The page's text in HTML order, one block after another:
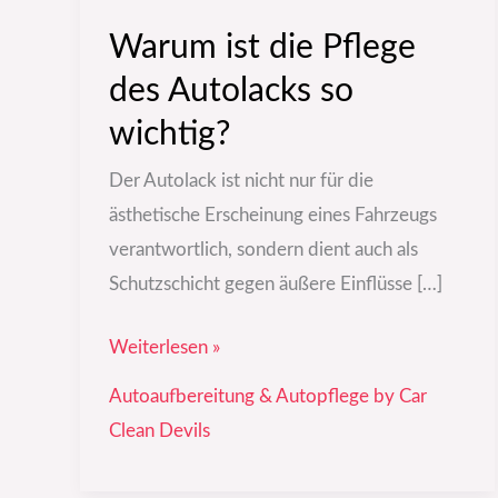
Warum ist die Pflege
des Autolacks so
wichtig?
Der Autolack ist nicht nur für die
ästhetische Erscheinung eines Fahrzeugs
verantwortlich, sondern dient auch als
Schutzschicht gegen äußere Einflüsse […]
Weiterlesen »
Autoaufbereitung & Autopflege by Car
Clean Devils